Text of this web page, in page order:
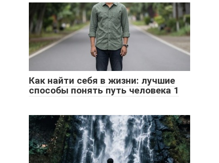
Как найти себя в жизни: лучшие
способы понять путь человека 1